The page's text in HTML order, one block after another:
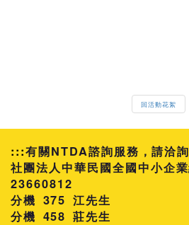
回活動花絮
:::有關NTDA諮詢服務，請洽
社團法人中華民國全國中小企
23660812
分機 375 江先生
458 莊先生